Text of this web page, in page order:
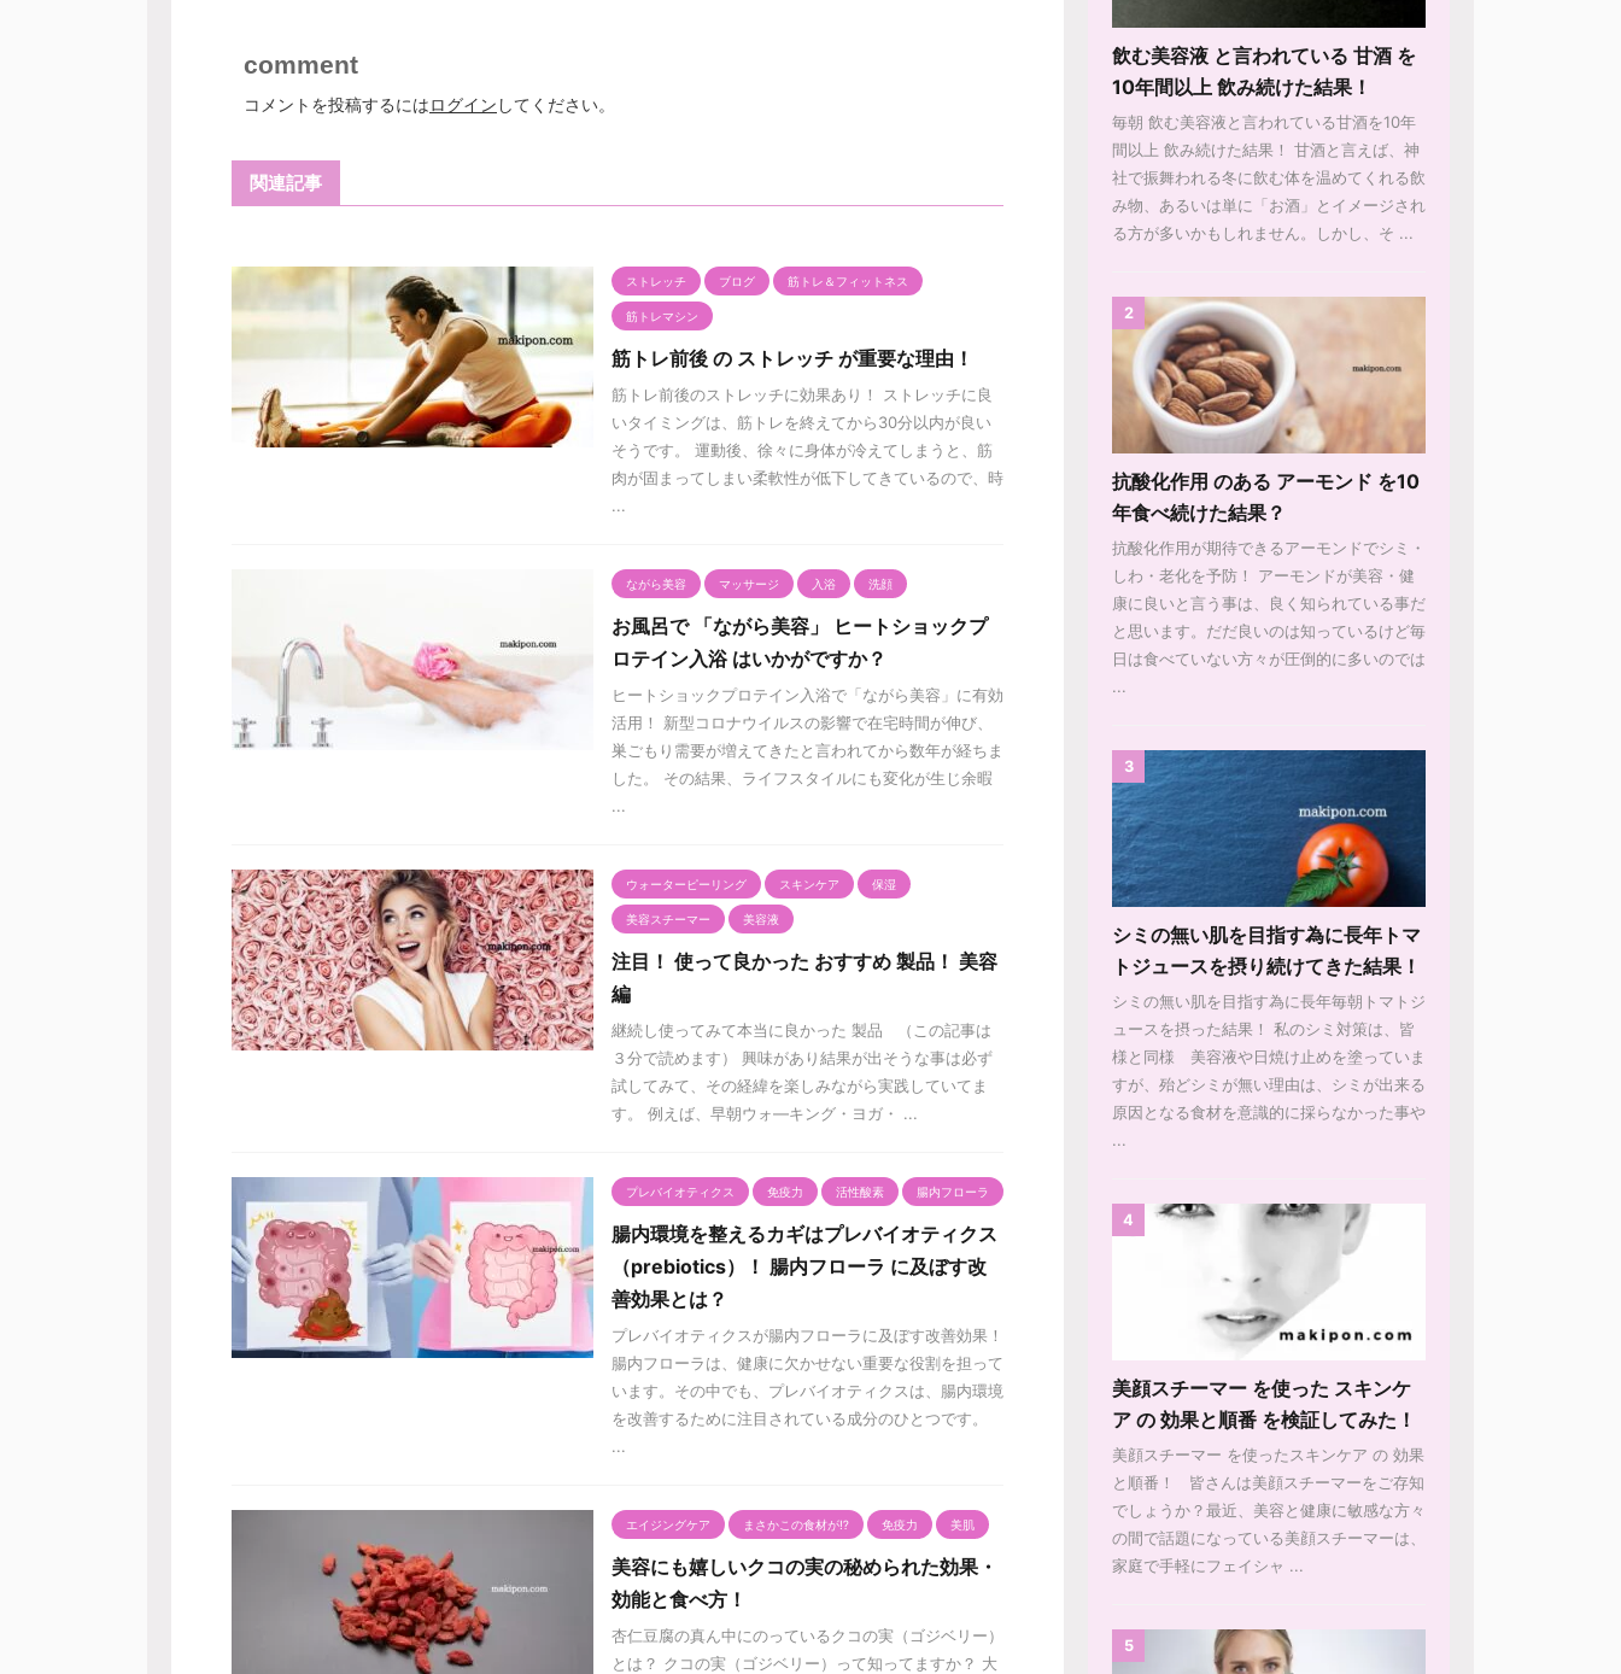
comment
コメントを投稿するにはログイン してください。
関連記事
ストレッチ ブログ 筋トレ＆フィットネス
筋トレマシン
筋トレ前後 の ストレッチ が重要な理由！
筋トレ前後のストレッチに効果あり！ ストレッチに良
いタイミングは、筋トレを終えてから30分以内が良い
そうです。 運動後、徐々に身体が冷えてしまうと、筋
肉が固まってしまい柔軟性が低下してきているので、時
...
ながら美容 マッサージ 入浴 洗顔
お風呂で 「ながら美容」 ヒートショックプ
ロテイン入浴 はいかがですか？
ヒートショックプロテイン入浴で「ながら美容」に有効
活用！ 新型コロナウイルスの影響で在宅時間が伸び、
巣ごもり需要が増えてきたと言われてから数年が経ちま
した。 その結果、ライフスタイルにも変化が生じ余暇
...
ウォーターピーリング スキンケア 保湿
美容スチーマー 美容液
注目！ 使って良かった おすすめ 製品！ 美容
編
継続し使ってみて本当に良かった 製品 （この記事は
３分で読めます） 興味があり結果が出そうな事は必ず
試してみて、その経緯を楽しみながら実践していてま
す。 例えば、早朝ウォ―キング・ヨガ・ ...
プレバイオティクス 免疫力 活性酸素 腸内フローラ
腸内環境を整えるカギはプレバイオティクス
（prebiotics）！ 腸内フローラ に及ぼす改
善効果とは？
プレバイオティクスが腸内フローラに及ぼす改善効果！
腸内フローラは、健康に欠かせない重要な役割を担って
います。その中でも、プレバイオティクスは、腸内環境
を改善するために注目されている成分のひとつです。
...
エイジングケア まさかこの食材が⁉️ 免疫力 美肌
美容にも嬉しいクコの実の秘められた効果・
効能と食べ方！
杏仁豆腐の真ん中にのっているクコの実（ゴジベリー）
とは？ クコの実（ゴジベリー）って知ってますか？ 大
飲む美容液 と言われている 甘酒 を
10年間以上 飲み続けた結果！
毎朝 飲む美容液と言われている甘酒を10年
間以上 飲み続けた結果！ 甘酒と言えば、神
社で振舞われる冬に飲む体を温めてくれる飲
み物、あるいは単に「お酒」とイメージされ
る方が多いかもしれません。しかし、そ ...
2
抗酸化作用 のある アーモンド を10
年食べ続けた結果？
抗酸化作用が期待できるアーモンドでシミ・
しわ・老化を予防！ アーモンドが美容・健
康に良いと言う事は、良く知られている事だ
と思います。だだ良いのは知っているけど毎
日は食べていない方々が圧倒的に多いのでは
...
3
シミの無い肌を目指す為に長年トマ
トジュースを摂り続けてきた結果！
シミの無い肌を目指す為に長年毎朝トマトジ
ュースを摂った結果！ 私のシミ対策は、皆
様と同様 美容液や日焼け止めを塗っていま
すが、殆どシミが無い理由は、シミが出来る
原因となる食材を意識的に採らなかった事や
...
4
美顔スチーマー を使った スキンケ
ア の 効果と順番 を検証してみた！
美顔スチーマー を使ったスキンケア の 効果
と順番！ 皆さんは美顔スチーマーをご存知
でしょうか？最近、美容と健康に敏感な方々
の間で話題になっている美顔スチーマーは、
家庭で手軽にフェイシャ ...
5